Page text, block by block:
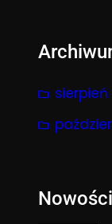
sierpień
Nowości